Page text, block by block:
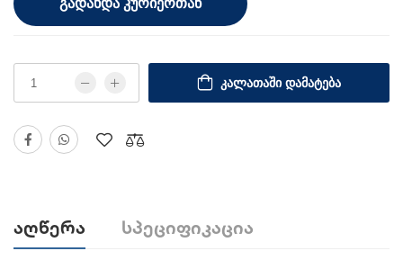
ᲒᲐᲓᲐᲮᲓᲐ ᲙᲣᲠᲘᲔᲠᲗᲐᲜ
ᲙᲐᲚᲐᲗᲐᲨᲘ ᲓᲐᲛᲐᲢᲔᲑᲐ
Აღწერა Სპეციფიკაცია